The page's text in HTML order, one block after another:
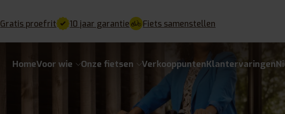
Gratis proefrit 10 jaar garantie Fiets samenstellen
HomeVoor wie Onze fietsen VerkooppuntenKlantervaringen